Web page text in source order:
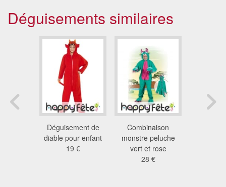
Déguisements similaires
Déguisement de
diable pour enfant
19 €
Combinaison
monstre peluche
vert et rose
28 €